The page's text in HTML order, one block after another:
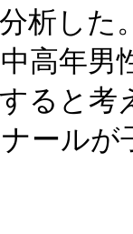
析した
高年男
ると考
ール